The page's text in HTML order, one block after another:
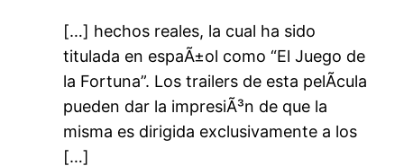
[…] hechos reales, la cual ha sido
titulada en espaÃ±ol como “El Juego de
la Fortuna”. Los trailers de esta pelÃ­cula
pueden dar la impresiÃ³n de que la
misma es dirigida exclusivamente a los
[…]